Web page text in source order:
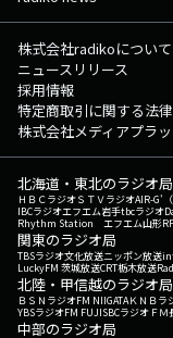
株式会社radikoについて
ニュースリリース
採用情報
特定商取引に関する法
株式会社メディアプラ
北海道・東北のラジオ局
ＨＢＣラジオＳＴＶラジオAIR-G'
IBCラジオエフエム岩手tbcラジオ
Rhythm Station エフエム山形
関東のラジオ局
TBSラジオ文化放送ニッポン放送
LuckyFM 茨城放送CRT栃木放送
北陸・甲信越のラジオ局
ＢＳＮラジオFM NIIGATAＫＮＢラ
YBSラジオFM FUJISBCラジオ ＦＭ
中部のラジオ局